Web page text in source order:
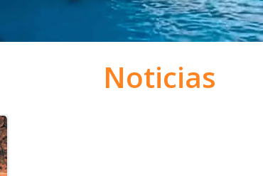
Noticias